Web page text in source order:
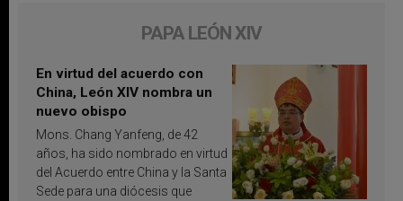
PAPA LEÓN XIV
En virtud del acuerdo con
China, León XIV nombra un
nuevo obispo
Mons. Chang Yanfeng, de 42
años, ha sido nombrado en virtud
del Acuerdo entre China y la Santa
Sede para una diócesis que